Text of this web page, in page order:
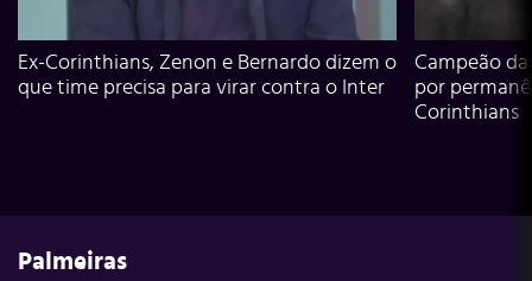
Ex-Corinthians, Zenon e Bernardo dizem o
que time precisa para virar contra o Inter
Campeão
por
Corinthians
Palmeiras